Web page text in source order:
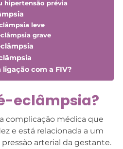
hipertensão prévia
leve
grave
com a FIV?
eclâmpsia?
complicação médica que
e está relacionada a um
arterial da gestante.